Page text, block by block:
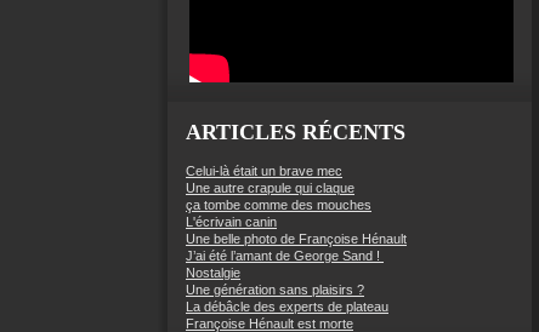
ARTICLES RÉCENTS
Celui-là était un brave mec
Une autre crapule qui claque
ça tombe comme des mouches
L'écrivain canin
Une belle photo de Françoise Hénault
J’ai été l’amant de George Sand !
Nostalgie
Une génération sans plaisirs ?
La débâcle des experts de plateau
Françoise Hénault est morte